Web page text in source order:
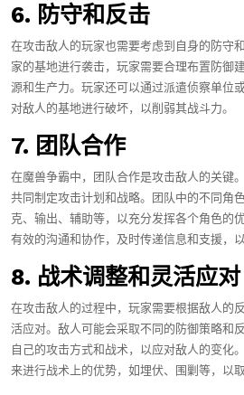
6. 防守和反击
在攻击敌人的玩家也需要考虑到自身的防守
家的基地进行袭击，玩家需要合理布置防御
源和生产力。玩家还可以通过派遣侦察单位
对敌人的基地进行破坏，以削弱其战斗力。
7. 团队合作
在魔兽争霸中，团队合作是攻击敌人的关键
共同制定攻击计划和战略。团队中的不同角
克、输出、辅助等，以充分发挥各个角色的
有效的沟通和协作，及时传递信息和支援，
8. 战术调整和灵活应对
在攻击敌人的过程中，玩家需要根据敌人的
活应对。敌人可能会采取不同的防御策略和
自己的攻击方式和战术，以应对敌人的变化
来进行战术上的优势，如埋伏、围剿等，以